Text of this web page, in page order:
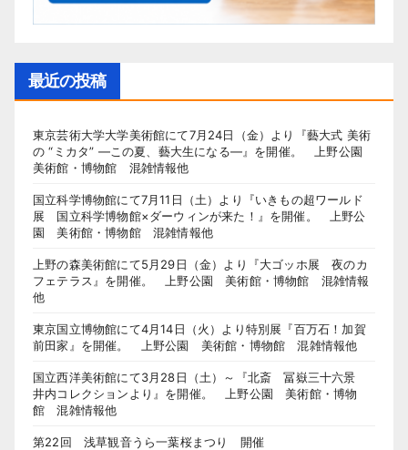
最近の投稿
東京芸術大学大学美術館にて7月24日（金）より『藝大式 美術
の “ミカタ” ―この夏、藝大生になる―』を開催。 上野公園
美術館・博物館 混雑情報他
国立科学博物館にて7月11日（土）より『いきもの超ワールド
展 国立科学博物館×ダーウィンが来た！』を開催。 上野公
園 美術館・博物館 混雑情報他
上野の森美術館にて5月29日（金）より『大ゴッホ展 夜のカ
フェテラス』を開催。 上野公園 美術館・博物館 混雑情報
他
東京国立博物館にて4月14日（火）より特別展『百万石！加賀
前田家』を開催。 上野公園 美術館・博物館 混雑情報他
国立西洋美術館にて3月28日（土）～『北斎 冨嶽三十六景
井内コレクションより』を開催。 上野公園 美術館・博物
館 混雑情報他
第22回 浅草観音うら一葉桜まつり 開催